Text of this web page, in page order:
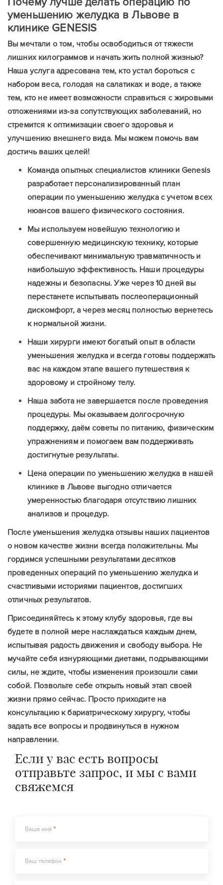
уменьшению желудка в Львове в
клинике GENESIS
Вы мечтали о том, чтобы освободиться от тяжести
лишних килограммов и начать жить полной жизнью?
Наша услуга адресована тем, кто устал бороться с
набором веса, голодая на салатиках и воде, а также
тем, кто не имеет возможности справиться с жировыми
отложениями из-за сопутствующих заболеваний, но
стремится к оптимизации своего здоровья и
улучшению внешнего вида. Мы можем помочь вам
достичь ваших целей!
Команда опытных специалистов клиники Genesis
разработает персонализированный план
операции по уменьшению желудка с учетом всех
нюансов вашего физического состояния.
Мы используем новейшую технологию и
совершенную медицинскую технику, которые
обеспечивают минимальную травматичность и
наибольшую эффективность. Наши процедуры
надежны и безопасны. Уже через 10 дней вы
перестанете испытывать послеоперационный
дискомфорт, а через месяц полностью вернетесь
к нормальной жизни.
Наши хирурги имеют богатый опыт в области
уменьшения желудка и всегда готовы поддержать
вас на каждом этапе вашего путешествия к
здоровому и стройному телу.
Наша забота не завершается после проведения
процедуры. Мы оказываем долгосрочную
поддержку, даём советы по питанию, физическим
упражнениям и помогаем вам поддерживать
достигнутые результаты.
Цена операции по уменьшению желудка в нашей
клинике в Львове выгодно отличается
умеренностью благодаря отсутствию лишних
анализов и процедур.
После уменьшения желудка отзывы наших пациентов
о новом качестве жизни всегда положительны. Мы
гордимся успешными результатами десятков
проведенных операций по уменьшению желудка и
счастливыми историями пациентов, достигших
отличных результатов.
Присоединяйтесь к этому клубу здоровья, где вы
будете в полной мере наслаждаться каждым днем,
испытывая радость движения и свободу выбора. Не
мучайте себя изнуряющими диетами, подрывающими
силы, не ждите, чтобы изменения произошли сами
собой. Позвольте себе открыть новый этап своей
жизни прямо сейчас. Просто приходите на
консультацию кбариатрическому хирургу, чтобы
задать все вопросы и продвинуться в нужном
направлении.
Если у вас есть вопросы
отправьте запрос, и мы с вами
свяжемся
Ваше имя
Ваш телефон